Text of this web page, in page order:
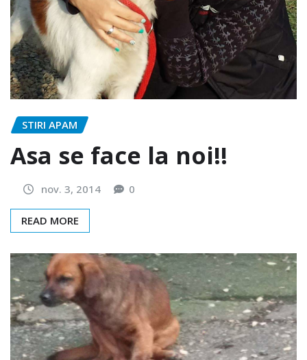
STIRI APAM
Asa se face la noi!!
nov. 3, 2014 0
READ MORE